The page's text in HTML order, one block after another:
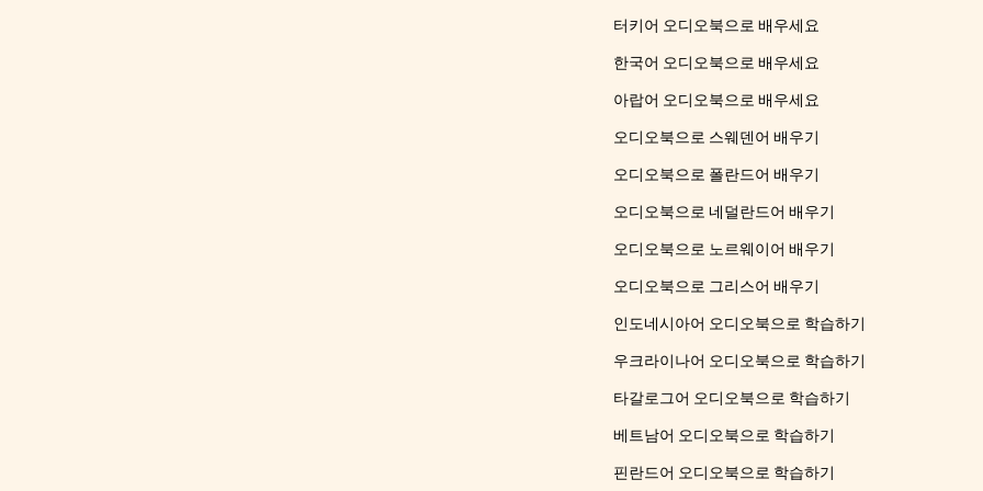
터키어 오디오북으로 배우세요
한국어 오디오북으로 배우세요
아랍어 오디오북으로 배우세요
오디오북으로 스웨덴어 배우기
오디오북으로 폴란드어 배우기
오디오북으로 네덜란드어 배우기
오디오북으로 노르웨이어 배우기
오디오북으로 그리스어 배우기
인도네시아어 오디오북으로 학습하기
우크라이나어 오디오북으로 학습하기
타갈로그어 오디오북으로 학습하기
베트남어 오디오북으로 학습하기
핀란드어 오디오북으로 학습하기